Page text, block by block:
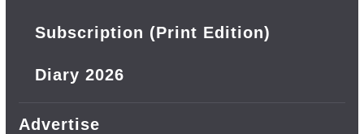
Subscription (Print Edition)
Diary 2026
Advertise